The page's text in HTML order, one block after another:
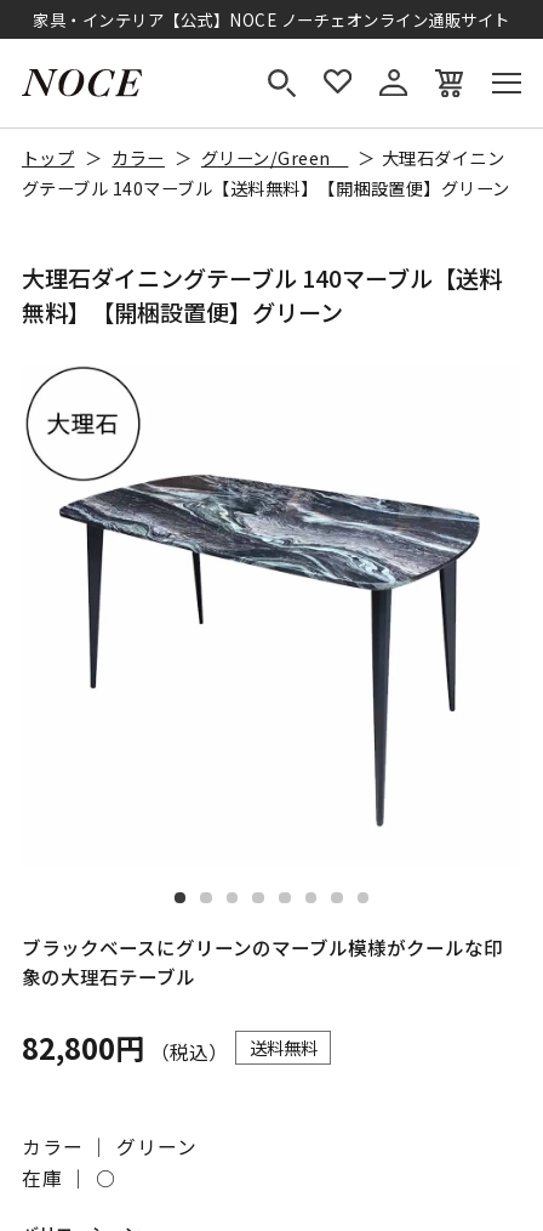
家具・インテリア【公式】NOCE ノーチェオンライン通販サイト
トップ カラー グリーン/Green
大理石ダイニン
グテーブル 140マーブル【送料無料】【開梱設置便】グリーン
大理石ダイニングテーブル 140マーブル【送料
無料】【開梱設置便】グリーン
ブラックベースにグリーンのマーブル模様がクールな印
象の大理石テーブル
82,800円 （税込） 送料無料
カラー ｜ グリーン
在庫 ｜ ○